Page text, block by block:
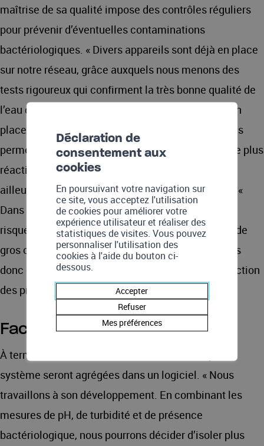
maîtrise de sa qualité impose des contrôles réguliers
pour prévenir d’éventuelles contaminations
bactériologiques. « Divers appareils sont déjà en place
sur notre réseau, grâce auxquels nous menons des
tests rigoureux qui confirment la très bonne qualité de
l’eau que nous distribuons. Le système novateur en
place actuellement au réservoir de Mayentset nous
permettra d’être encore L’eau potable sous la loupe plus
réactifs dans nos mesures. » Ce prototype est par
ailleurs connecté à des données pluviométriques. «
Dans un environnement alpin comme le nôtre, les
risques de contamination sont plus élevés en cas de
gros orages. Grâce à cette interface, nous sommes
donc capables de déclencher des analyses en fonction
des prévisions météo. »
Faciliter la prise de décision
À terme, les différentes données collectées par le
système seront agrégées dans un logiciel. « Nous
travaillons à son développement. En combinant les
mesures de pH, de turbidité et de présence
bactériologique, nous pourrons décider d’isoler plus
Déclaration de
consentement aux
cookies
En poursuivant votre navigation sur
ce site, vous acceptez l'utilisation
de cookies pour améliorer votre
expérience utilisateur et réaliser des
statistiques de visites. Vous pouvez
personnaliser l'utilisation des
cookies à l'aide du bouton ci-
dessous.
Accepter
Refuser
Mes préférences